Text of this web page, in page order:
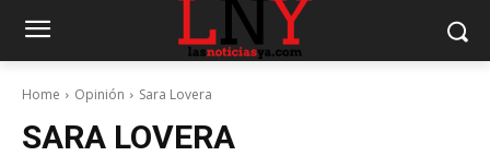
Home Opinión Sara Lovera
SARA LOVERA